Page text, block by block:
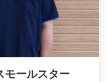
モールスター